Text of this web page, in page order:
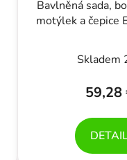
Bavlněná sada,
motýlek a čepice
Skladem
59,28